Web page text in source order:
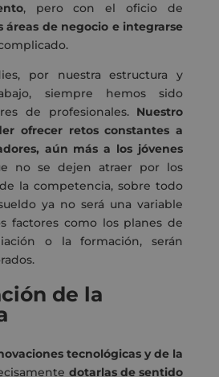
, pero con el oficio de
áreas de negocio e integrarse
por nuestra estructura y
siempre hemos sido
de profesionales. Nuestro
ofrecer retos constantes a
aún más a los jóvenes
no se dejen atraer por los
la competencia, sobre todo
ya no será una variable
factores como los planes de
o la formación, serán
de la
tecnológicas y de la
dotarlas de sentido